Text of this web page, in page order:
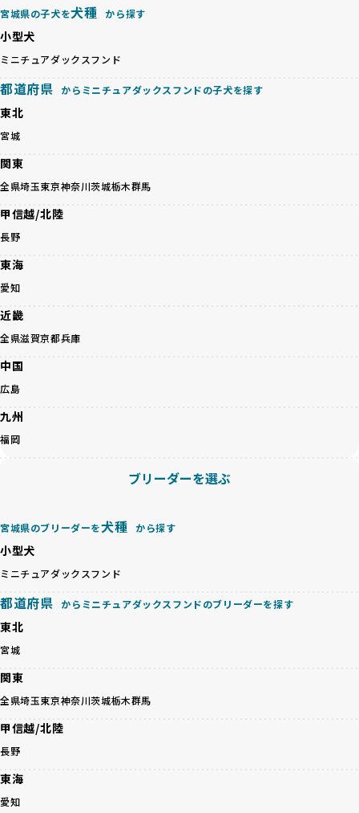
基づいた責任あるブリーディングを確保しています。
さらに、健康管理、社会性の育成、遺伝子検査、食事や運動
の質など、ワンちゃんの心身に配慮した飼育環境が整ってい
るかを評価する12項目の総合基準を設けています。これによ
り、より高い基準をクリアしたブリーダーだけを厳選してい
ます。
その結果、合格率10%未満という厳しい基準をクリアした優
良ブリーダーのみが登録されています。
ゃんを家族のように愛するという理念を共有するブリーダー
のみを厳選しています。これにより、ユーザーの皆さんに安
「BreederFamilesのワンちゃんに優しい18の評価基準」は
こちら
BreederFamiliesでは、すべてのブリーダーを書類審査、直
接のヒアリング、現地確認を通じて厳しく評価しています。
ーダー自身の理念や姿勢までも丁寧に確認しています。
さらに、こうした評価結果は透明性を持って公開されている
だけます。
徹底した透明性こそが、BreederFamiliesの大きな特徴で
BreederFamiliesは、ペット業界が抱える命の大量生産・大
題に真摯に向き合っています。優良ブリーダーとの直接取引
を促進することで、無駄な命の消費を減らし、命を大切にす
さらに、売上の一部を保護団体や保護団体を支援する公益法
人へ寄付しています。多くのペット販売業者が、動物福祉へ
の取り組みが不十分であることを理由に寄付を断られる中、
BreederFamiliesはその姿勢が評価され、寄付が実現してい
護活動の支援にも貢献しています。
BreederFamiliesのこうした取り組みは、目の前の子犬だけ
でなく、すべてのワンちゃんに優しい未来を創るための大き
な一歩です。ユーザーの皆さんがBreederFamiliesを通じて
子犬をお迎えすることで、こうした社会貢献活動を間接的に
支えることができます。
BreederFamiliesに登録されているブリーダーは、子犬が心
身ともに健康に育つための環境づくりに全力を注いでいま
す。
遺伝的なリスクを最小限に抑えた繁殖計画、栄養バランスが
考えられた食事、子犬がのびのびと動ける適度な運動環境、
さらに獣医師と連携した健康管理まで徹底しています。
待する理想と現実が大きく異なることも少なくありません。
健康と性格を次世代に引き継ぐために、ミックス犬の繁殖を
避けます。無計画な交配がもたらすリスクを理解し、飼い主
殖を徹底しているのです。
一方、営利優先ブリーダーは流行や需要に応じて安易にミッ
が多く見受けられます。場合によっては、チワワ×ハスキー
等体格の異なるリスクの高い交配を行うこともあります。
「ミックス犬を繁殖しない」の詳細はこちら
ペットショップやペットオークションは、流通過程でワンち
られるなど、心身に大きな負担がかかります。このような環
境は、ストレスや感染リスクを増大させるだけでなく、ワン
があります。
優良ブリーダーは、ワンちゃんの健康と幸せを第一に考え、
ペットショップやオークションを介さずに直接飼い主に渡す
ことを大切にしています。また、彼らはお迎え先を自身で確
認し、ワンちゃんが安心して暮らせる環境を整えるために直
一方で、営利優先ブリーダーは、広範囲に販売するためにペ
ットショップやオークションを活用し、子犬の心身への影響
「ペットショップ等を使わない」の詳細はこちら
近年、「小さくて可愛い」「珍しい毛色」という見た目の特
くありません。極小サイズは骨や心臓に負担がかかりやす
く、レアカラーには遺伝疾患のリスクが高まることがありま
営利優先ブリーダーは、このような流行や需要に応じて無理
な繁殖を行いがちです。小柄な母犬を繁殖に多用して体に負
ど、健康を犠牲にした管理がされることもあります。このよ
うな方法では、ワンちゃんの免疫力や体力が低下し、飼い主
ます。
優良ブリーダーは、こうした流行に流されず、ワンちゃんの
カラーの子犬を販売する場合は、健康リスクを十分に理解
し、飼い主にそのリスクについて丁寧に説明しています。食
ワンちゃんの健康を第一にした繁殖を心がけています。
「見た目以上に健康重視」の詳細はこちら
宮城県の子犬を犬種 から探す
小型犬
ミニチュアダックスフンド
都道府県 からミニチュアダックスフンドの子犬を探す
東北
宮城
関東
全県埼玉東京神奈川茨城栃木群馬
甲信越/北陸
長野
東海
愛知
近畿
全県滋賀京都兵庫
中国
広島
九州
福岡
ブリーダーを選ぶ
宮城県のブリーダーを犬種 から探す
小型犬
ミニチュアダックスフンド
都道府県 からミニチュアダックスフンドのブリーダーを探す
東北
宮城
関東
全県埼玉東京神奈川茨城栃木群馬
甲信越/北陸
長野
東海
愛知